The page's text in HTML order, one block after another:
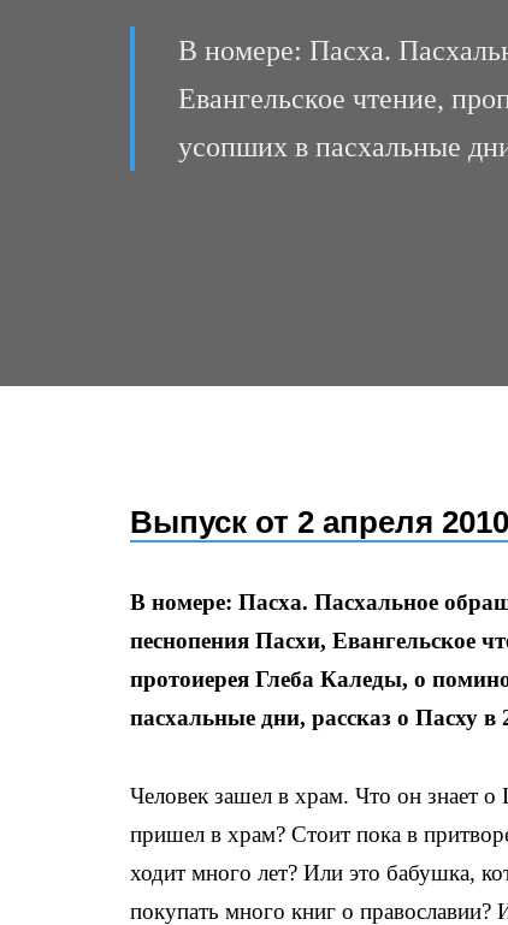
В номере: Пасха.
Евангельское чтение,
усопших в пасхальные
Выпуск от 2 апреля
В номере: Пасха. Пасхальное
песнопения Пасхи, Евангельское
протоиерея Глеба Каледы, о
пасхальные дни, рассказ о Пасху
Человек зашел в храм. Что он знает
пришел в храм? Стоит пока в
ходит много лет? Или это бабушка,
покупать много книг о православии?